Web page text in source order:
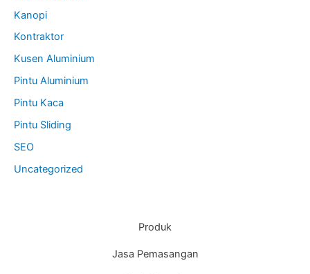
Kanopi
Kontraktor
Kusen Aluminium
Pintu Aluminium
Pintu Kaca
Pintu Sliding
SEO
Uncategorized
Produk
Jasa Pemasangan